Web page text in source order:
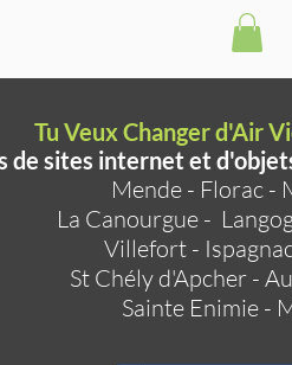
Tu Veux Changer d'Air
de sites internet et
Mende- Florac-
La Canourgue-
Villefort -
St Chély d'Apcher-
Sainte Enimie-